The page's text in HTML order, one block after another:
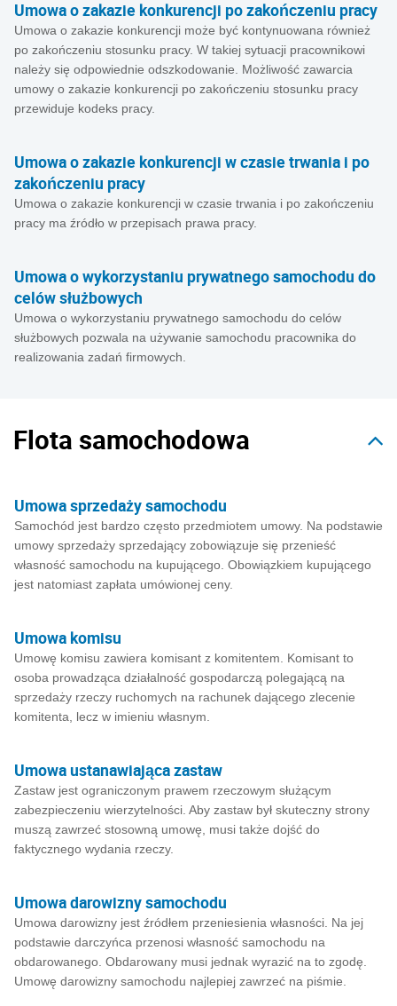
Umowa o zakazie konkurencji po zakończeniu pracy
Umowa o zakazie konkurencji może być kontynuowana również
po zakończeniu stosunku pracy. W takiej sytuacji pracownikowi
należy się odpowiednie odszkodowanie. Możliwość zawarcia
umowy o zakazie konkurencji po zakończeniu stosunku pracy
przewiduje kodeks pracy.
Umowa o zakazie konkurencji w czasie trwania i po
zakończeniu pracy
Umowa o zakazie konkurencji w czasie trwania i po zakończeniu
pracy ma źródło w przepisach prawa pracy.
Umowa o wykorzystaniu prywatnego samochodu do
celów służbowych
Umowa o wykorzystaniu prywatnego samochodu do celów
służbowych pozwala na używanie samochodu pracownika do
realizowania zadań firmowych.
Flota samochodowa
Umowa sprzedaży samochodu
Samochód jest bardzo często przedmiotem umowy. Na podstawie
umowy sprzedaży sprzedający zobowiązuje się przenieść
własność samochodu na kupującego. Obowiązkiem kupującego
jest natomiast zapłata umówionej ceny.
Umowa komisu
Umowę komisu zawiera komisant z komitentem. Komisant to
osoba prowadząca działalność gospodarczą polegającą na
sprzedaży rzeczy ruchomych na rachunek dającego zlecenie
komitenta, lecz w imieniu własnym.
Umowa ustanawiająca zastaw
Zastaw jest ograniczonym prawem rzeczowym służącym
zabezpieczeniu wierzytelności. Aby zastaw był skuteczny strony
muszą zawrzeć stosowną umowę, musi także dojść do
faktycznego wydania rzeczy.
Umowa darowizny samochodu
Umowa darowizny jest źródłem przeniesienia własności. Na jej
podstawie darczyńca przenosi własność samochodu na
obdarowanego. Obdarowany musi jednak wyrazić na to zgodę.
Umowę darowizny samochodu najlepiej zawrzeć na piśmie.